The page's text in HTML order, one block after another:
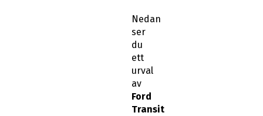
Nedan
ser
du
ett
urval
av
Ford
Transit